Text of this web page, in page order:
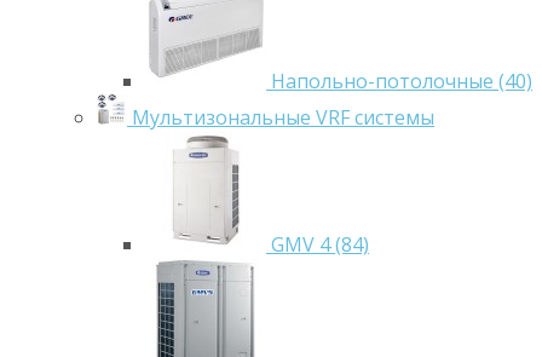
Напольно-потолочные (40)
Мультизональные VRF системы
GMV 4 (84)